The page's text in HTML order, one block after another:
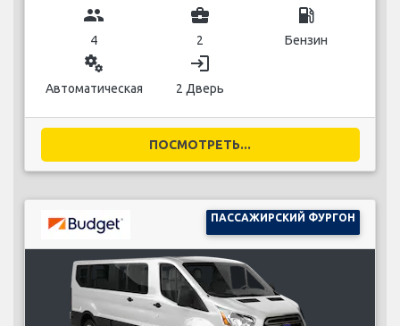
group
4
business_center
2
local_gas_station
Бензин
miscellaneous_services
Автоматическая
login
2 Дверь
ПОСМОТРЕТЬ...
ПАССАЖИРСКИЙ ФУРГОН